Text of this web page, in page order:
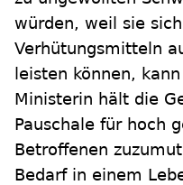
würden, weil sie
Verhütungsmitteln
leisten können,
Ministerin hält die
Pauschale für hoch
Betroffenen
Bedarf in einem